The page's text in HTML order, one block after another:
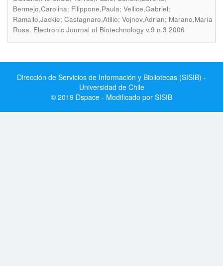
Bermejo,Carolina; Filippone,Paula; Vellice,Gabriel;
Ramallo,Jackie; Castagnaro,Atilio; Vojnov,Adrian; Marano,María
Rosa. Electronic Journal of Biotechnology v.9 n.3 2006
Dirección de Servicios de Información y Bibliotecas (SISIB) -
Universidad de Chile
© 2019 Dspace - Modificado por SISIB